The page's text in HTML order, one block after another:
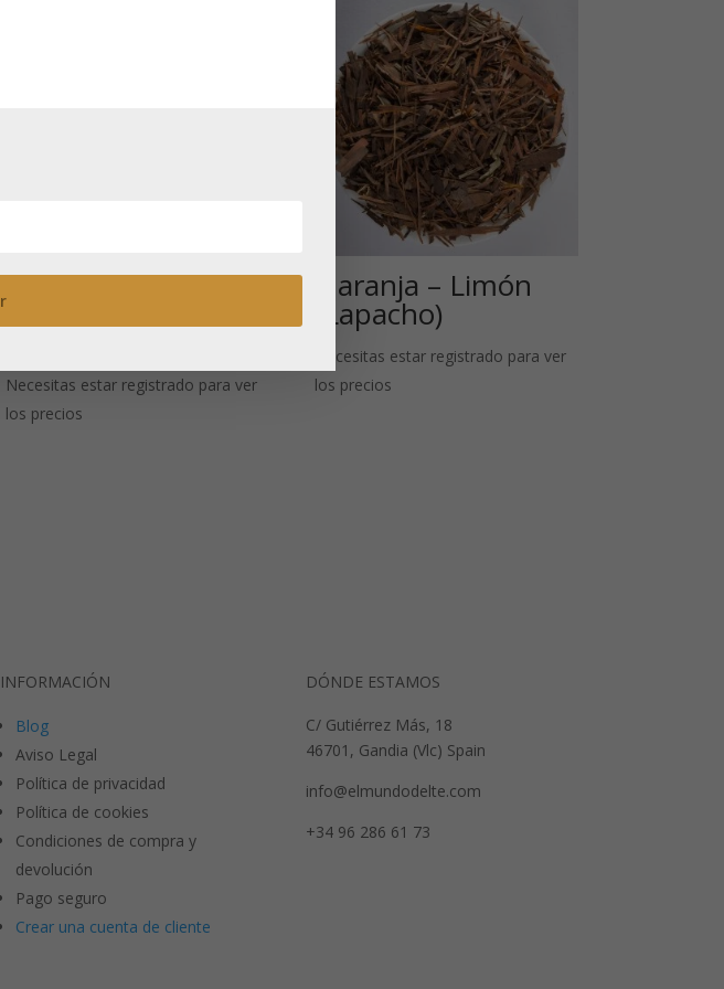
Hierbas Navideñas
(Infusión de
Necesitas estar registrado para ver
los precios
Naranja – Limón
(Lapacho)
Necesitas estar registrado para ver
los precios
INFORMACIÓN
Blog
Aviso Legal
Política de privacidad
Política de cookies
Condiciones de compra y
devolución
Pago seguro
Crear una cuenta de cliente
DÓNDE ESTAMOS
C/ Gutiérrez Más, 18
46701, Gandia (Vlc) Spain
info@elmundodelte.com
+34 96 286 61 73